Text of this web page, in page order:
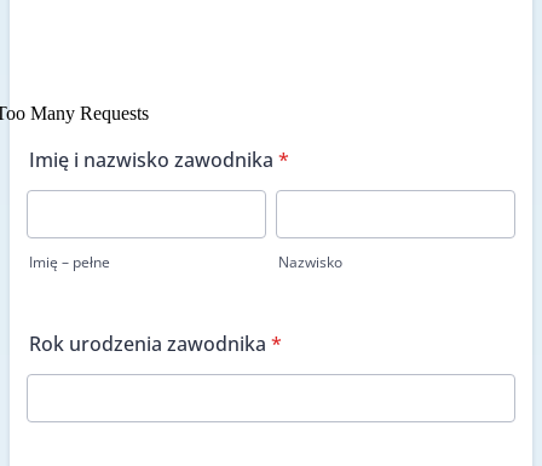
Imię i nazwisko zawodnika *
Imię – pełne Nazwisko
Rok urodzenia zawodnika *